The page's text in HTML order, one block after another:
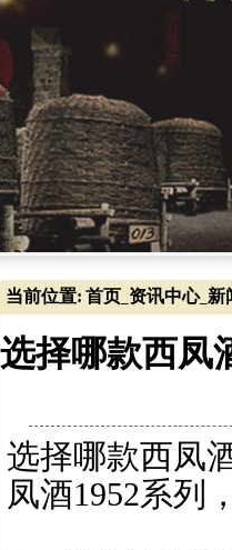
当前位置: 首页 资讯中心_ 新
选择哪款西凤
选择哪款西凤
凤酒1952系列